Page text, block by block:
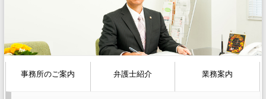
事務所のご案内 弁護士紹介 業務案内